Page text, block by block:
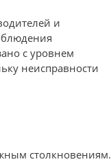
и
с уровнем
неисправности
столкновениям.